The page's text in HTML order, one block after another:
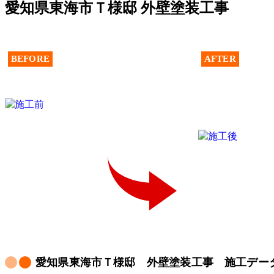
愛知県東海市Ｔ様邸 外壁塗装工事
AFTER
BEFORE
愛知県東海市Ｔ様邸 外壁塗装工事 施工デー